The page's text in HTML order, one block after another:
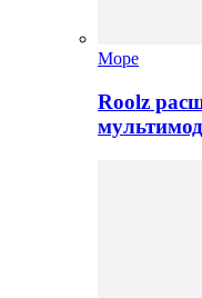
Море
Roolz